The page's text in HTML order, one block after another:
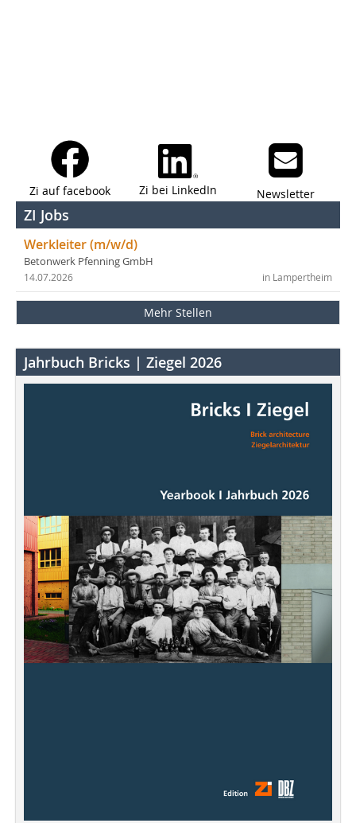
Zi auf facebook Zi bei LinkedIn Newsletter
ZI Jobs
Werkleiter (m/w/d)
Betonwerk Pfenning GmbH
in Lampertheim
14.07.2026
Mehr Stellen
Jahrbuch Bricks | Ziegel 2026